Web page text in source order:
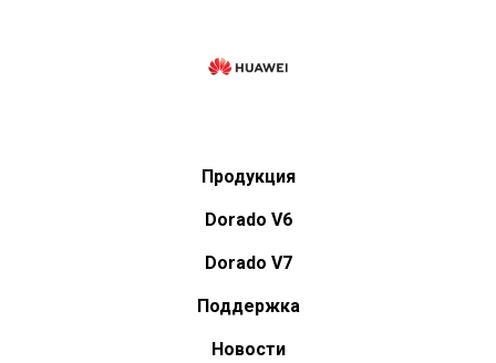
Продукция
Dorado V6
Dorado V7
Поддержка
Новости